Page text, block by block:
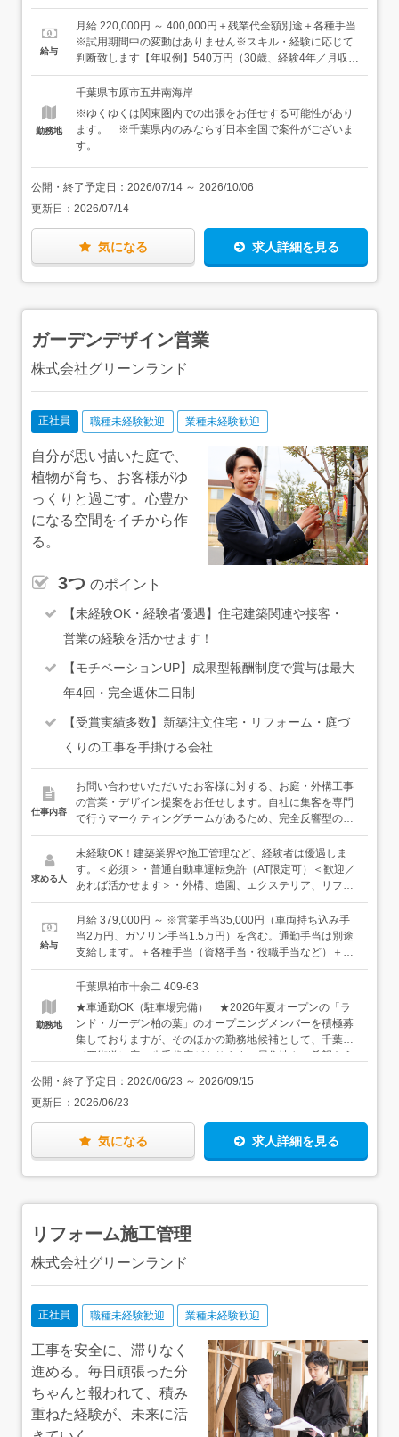
成など）■原価管理（お金の管理など）■取引先および社内
や協力会社の各種調整など※業務の変更範囲：雇用主の定
める業務その他、お持ちのスキル・経験に合わせて業務内
～60代のベテランまで活躍中です！●資格より経験を重視
当社では資格よりも経験を重視しています。実力があれば
参加できるプロジェクトが多数あります。もちろん有資格
者は活躍の幅がさらに広がるので、大歓迎です！
事）◆計装士◆特高ガス取扱主任者◆非破壊試験技術者資
格◆電気主任技術者◆有機溶剤作業主任者
給与
月給 220,000円 ～ 400,000円＋残業代全額別途＋各種手当
※試用期間中の変動はありません※スキル・経験に応じて
判断致します【年収例】540万円（30歳、経験4年／月収
40万円 ※月給30万円＋残業代＋一律手当）
勤務地
千葉県市原市五井南海岸
※ゆくゆくは関東圏内での出張をお任せする可能性があり
ます。 ※千葉県内のみならず日本全国で案件がございま
す。
公開・終了予定日： 2026/07/14 ～ 2026/10/06
更新日： 2026/07/14
気になる 求人詳細を見る
ガーデンデザイン営業
株式会社グリーンランド
正社員 職種未経験歓迎 業種未経験歓迎
自分が思い描いた庭で、
植物が育ち、お客様がゆ
っくりと過ごす。心豊か
になる空間をイチから作
る。
3つ のポイント
【未経験OK・経験者優遇】住宅建築関連や接客・
営業の経験を活かせます！
【モチベーションUP】成果型報酬制度で賞与は最大
年4回・完全週休二日制
【受賞実績多数】新築注文住宅・リフォーム・庭づ
くりの工事を手掛ける会社
仕事内容
お問い合わせいただいたお客様に対する、お庭・外構工事
の営業・デザイン提案をお任せします。自社に集客を専門
で行うマーケティングチームがあるため、完全反響型の営
業となります。お客様のご要望のヒアリング、提案など、
お客様と向き合う時間に力を注ぐことができる環境です。
＜具体的な仕事の流れ＞・お客様と打ち合わせにてヒアリ
ング／提案準備「維持しやすいお庭にしたい」「防犯対策
ど、お客様のお悩みやご要望をじっくりと伺い、お客様に
合わせた提案を行います。お話を伺ったうえで、CADソフ
トを用いて図面やイメージ図を作成します。↓・デザイン提
形を使用しますので、はじめての方も安心です。↓・デザイ
ン決定後、施工管理に引継ぎ施工管理は別の担当者になり
ますが、営業も適宜施工中の現場に伺い、連携しながら工
事を進めていきます。↓・施工完了／お引き渡しお引き渡し
に立ち会い、そこでお客様に喜んでいただけたり、直接感
謝の言葉をいただけることもあります。自らのデザインが
形になる感動も大きいです。＜入社後は…＞未経験の方
ていただきます。お庭のデザインがはじめてでも、研修を
しっかり行いますので安心してください。CADの使い方や
見積書の作成も実務を通してお教えします。＜慣れてきた
ら…＞少しずつ業務に慣れていただき、3ヶ月程度でお客
我孫子市・野田市など）です。新築とリフォームの割合は
います！「ランド・ガーデン柏の葉」は2026年夏オープン
求める人
未経験OK！建築業界や施工管理など、経験者は優遇しま
す。＜必須＞・普通自動車運転免許（AT限定可）＜歓迎／
あれば活かせます＞・外構、造園、エクステリア、リフォ
ームなど、住宅建築に関連する実務経験・営業、接客経験
（異業種でもOKです）・CADの使用経験＜こんな方に向
いています＞・デザインやコーディネートするのが好きな
方・人と話すことが好きな方・自然やお庭が好きな方・収
給与
月給 379,000円 ～ ※営業手当35,000円（車両持ち込み手
当2万円、ガソリン手当1.5万円）を含む。通勤手当は別途
支給します。＋各種手当（資格手当・役職手当など）＋イ
ンセンティブ（賞与として最大年4回、成果を還元しま
す）※経験や能力などを考慮のうえ、決定いたします。＜
年収例＞600万円／入社3年目、31歳800万円／入社6年
目、37歳
勤務地
千葉県柏市十余二 409-63
★車通勤OK（駐車場完備） ★2026年夏オープンの「ラ
ンド・ガーデン柏の葉」のオープニングメンバーを積極募
集しておりますが、そのほかの勤務地候補として、千葉
（四街道）店、八千代店があります。居住地やご希望をう
284-0016 千葉県四街道市もねの里1-2-18 アクセス：四
街道I.Cより車で1分 ・「ランド・ガーデン八千代」
〒276-0046 千葉県八千代市大和田新田103-34 アクセ
ス：東葉高速鉄道「八千代緑が丘駅」より徒歩17分
公開・終了予定日： 2026/06/23 ～ 2026/09/15
更新日： 2026/06/23
気になる 求人詳細を見る
リフォーム施工管理
株式会社グリーンランド
正社員 職種未経験歓迎 業種未経験歓迎
工事を安全に、滞りなく
進める。毎日頑張った分
ちゃんと報われて、積み
重ねた経験が、未来に活